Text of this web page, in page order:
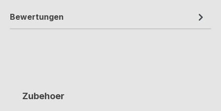
Bewertungen
Produktgalerie überspringen
Zubehoer